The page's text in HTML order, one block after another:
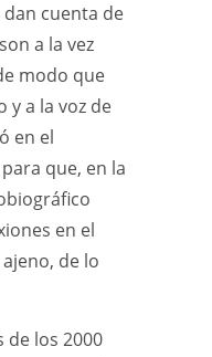
cuenta de
a la vez
modo que
y a la voz de
en el
que, en la
en el
de lo
de los 2000